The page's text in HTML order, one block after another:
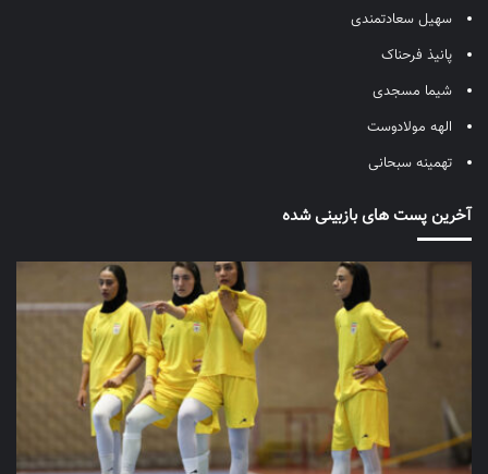
سهیل سعادتمندی
پانیذ فرحناک
شیما مسجدی
الهه مولادوست
تهمینه سبحانی
آخرین پست های بازبینی شده